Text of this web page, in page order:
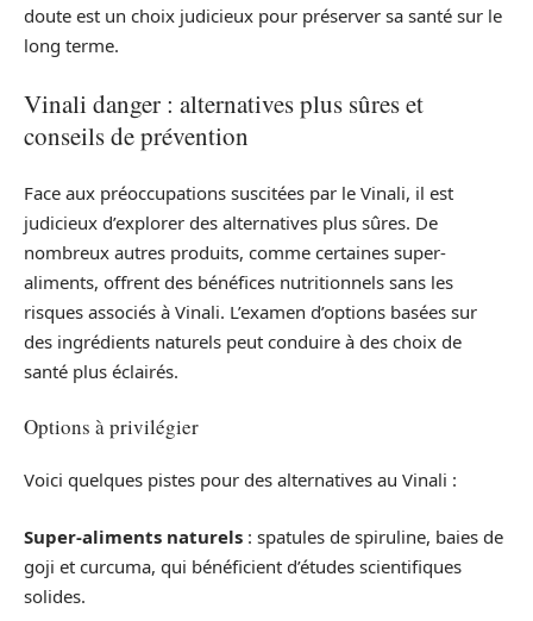
doute est un choix judicieux pour préserver sa santé sur le
long terme.
Vinali danger : alternatives plus sûres et
conseils de prévention
Face aux préoccupations suscitées par le Vinali, il est
judicieux d’explorer des alternatives plus sûres. De
nombreux autres produits, comme certaines super-
aliments, offrent des bénéfices nutritionnels sans les
risques associés à Vinali. L’examen d’options basées sur
des ingrédients naturels peut conduire à des choix de
santé plus éclairés.
Options à privilégier
Voici quelques pistes pour des alternatives au Vinali :
Super-aliments naturels : spatules de spiruline, baies de
goji et curcuma, qui bénéficient d’études scientifiques
solides.